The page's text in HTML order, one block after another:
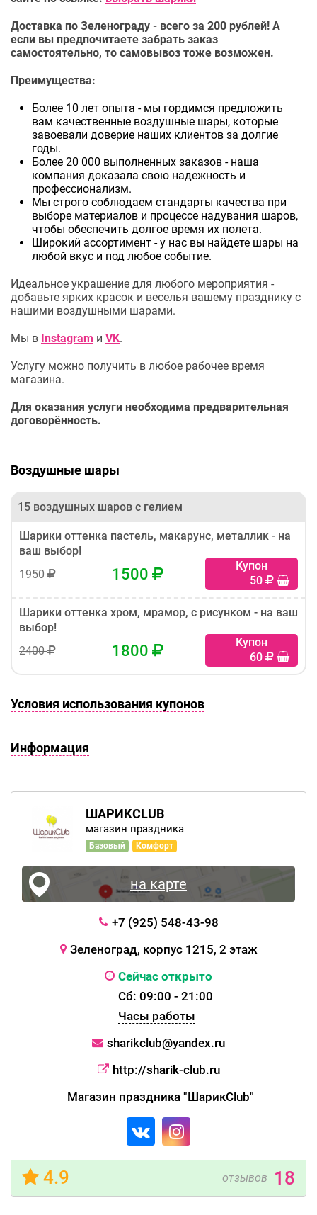
ШАРИКCLUB
магазин праздника
Базовый Комфорт
на карте
+7 (925) 548-43-98
Зеленоград, корпус 1215, 2 этаж
Сейчас открыто
Сб: 09:00 - 21:00
Часы работы
sharikclub@yandex.ru
http://sharik-club.ru
Магазин праздника "ШарикClub"
4.9 отзывов 18
Доставка по Зеленограду - всего за 200 рублей! А
если вы предпочитаете забрать заказ
самостоятельно, то самовывоз тоже возможен.
Преимущества:
Более 10 лет опыта - мы гордимся предложить
вам качественные воздушные шары, которые
завоевали доверие наших клиентов за долгие
годы.
Более 20 000 выполненных заказов - наша
компания доказала свою надежность и
профессионализм.
Мы строго соблюдаем стандарты качества при
выборе материалов и процессе надувания шаров,
чтобы обеспечить долгое время их полета.
Широкий ассортимент - у нас вы найдете шары на
любой вкус и под любое событие.
Идеальное украшение для любого мероприятия -
добавьте ярких красок и веселья вашему празднику с
нашими воздушными шарами.
Мы в Instagram и VK.
Услугу можно получить в любое рабочее время
магазина.
Для оказания услуги необходима предварительная
договорённость.
Условия использования купонов
Информация
Воздушные шары
15 воздушных шаров с гелием
Шарики оттенка пастель, макарунс, металлик - на
ваш выбор!
1950
1500
Купон
50
Шарики оттенка хром, мрамор, с рисунком - на ваш
выбор!
2400
1800
Купон
60